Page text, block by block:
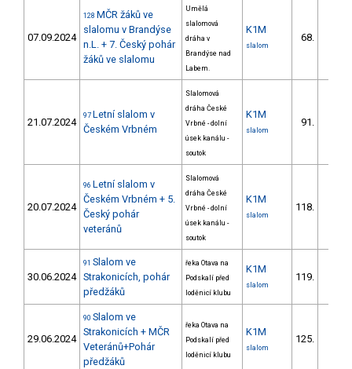
07.09.2024
128 MČR žáků ve
slalomu v Brandýse
n.L. + 7. Český pohár
žáků ve slalomu
Umělá
slalomová
dráha v
Brandýse nad
Labem.
K1M
slalom
68.
21.07.2024
97 Letní slalom v
Českém Vrbném
Slalomová
dráha České
Vrbné - dolní
úsek kanálu -
soutok
K1M
slalom
91.
20.07.2024
96 Letní slalom v
Českém Vrbném + 5.
Český pohár
veteránů
Slalomová
dráha České
Vrbné - dolní
úsek kanálu -
soutok
K1M
slalom
118.
30.06.2024
91 Slalom ve
Strakonicích, pohár
předžáků
řeka Otava na
Podskalí před
loděnicí klubu
K1M
slalom
119.
29.06.2024
90 Slalom ve
Strakonicích + MČR
Veteránů+Pohár
předžáků
řeka Otava na
Podskalí před
loděnicí klubu
K1M
slalom
125.